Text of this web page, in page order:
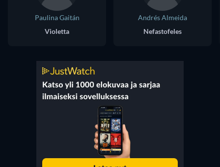
Paulina Gaitán
Violetta
Andrés Almeida
Nefastofeles